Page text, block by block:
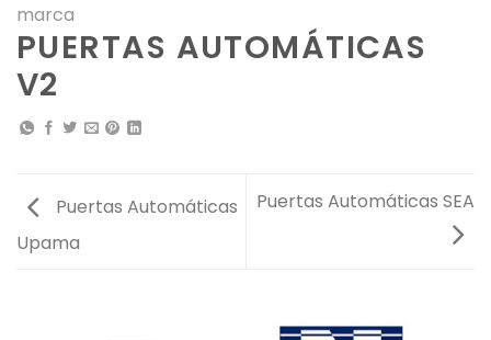
marca
PUERTAS AUTOMÁTICAS
V2
Puertas Automáticas
Upama
Puertas Automáticas SEA